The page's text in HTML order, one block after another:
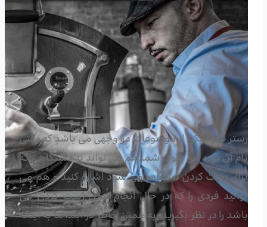
رستر قهوه یکی از موضوعات دو وجهی می باشد که وقتی
نام آن برده می شود، شما هم می تواند به دستگاهی که
برای رست کردن استفاده می شود اشاره کنید و هم می
توانید فردی را که در حال انجام عمل رُست کردن می
باشد را در نظر بگیرید، به همین خاطر در ابتدا ما به اینکه